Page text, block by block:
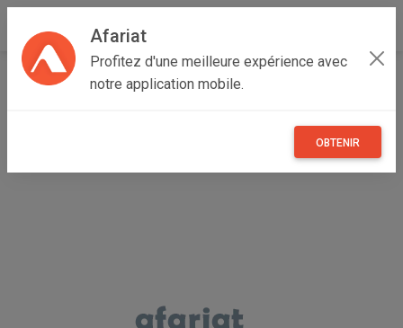
Afariat
Profitez d'une meilleure expérience avec
notre application mobile.
OBTENIR
Accueil Recherche Particulier